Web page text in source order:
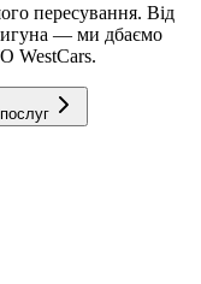
пересування. Від
— ми дбаємо
WestCars.